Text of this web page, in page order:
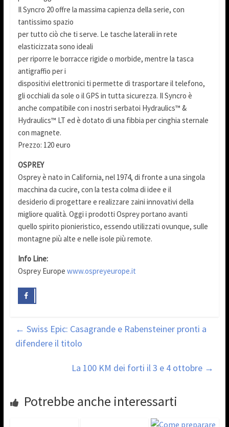
Il Syncro 20 offre la massima capienza della serie, con
tantissimo spazio
per tutto ciò che ti serve. Le tasche laterali in rete
elasticizzata sono ideali
per riporre le borracce rigide o morbide, mentre la tasca
antigraffio per i
dispositivi elettronici ti permette di trasportare il telefono,
gli occhiali da sole o il GPS in tutta sicurezza. Il Syncro è
anche compatibile con i nostri serbatoi Hydraulics™ &
Hydraulics™ LT ed è dotato di una fibbia per cinghia sternale
con magnete.
Prezzo: 120 euro
OSPREY
Osprey è nato in California, nel 1974, di fronte a una singola
macchina da cucire, con la testa colma di idee e il
desiderio di progettare e realizzare zaini innovativi della
migliore qualità. Oggi i prodotti Osprey portano avanti
quello spirito pionieristico, essendo utilizzati ovunque, sulle
montagne più alte e nelle isole più remote.
Info Line:
Osprey Europe www.ospreyeurope.it
← Swiss Epic: Casagrande e Rabensteiner pronti a
difendere il titolo
La 100 KM dei forti il 3 e 4 ottobre →
Potrebbe anche interessarti